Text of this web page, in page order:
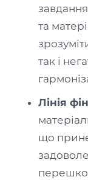
та
так і
Лінія
що